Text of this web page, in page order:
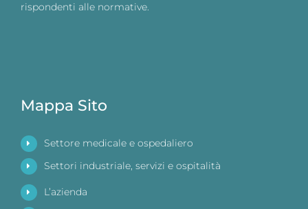
rispondenti alle normative.
Mappa Sito
Settore medicale e ospedaliero
Settori industriale, servizi e ospitalità
L’azienda